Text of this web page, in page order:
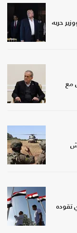
حربه
مع
تقوده